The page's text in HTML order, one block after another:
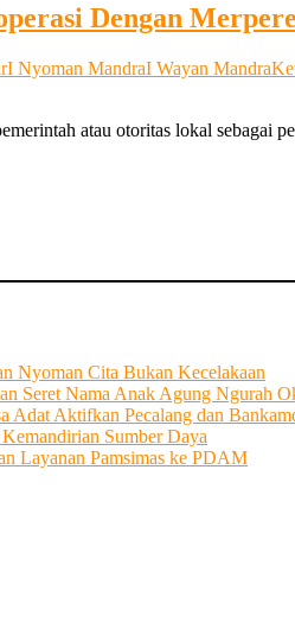
Dengan
I Nyoman MandraI Wayan Mandra
atau otoritas lokal
Nyoman Cita Bukan Kecelakaan
Seret Nama Anak Agung Ngurah
Aktifkan Pecalang dan
Sumber Daya
Layanan Pamsimas ke PDAM